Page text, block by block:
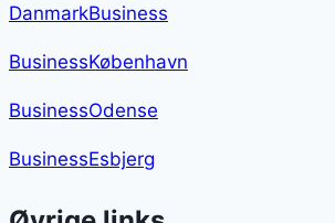
DanmarkBusiness
BusinessKøbenhavn
BusinessOdense
BusinessEsbjerg